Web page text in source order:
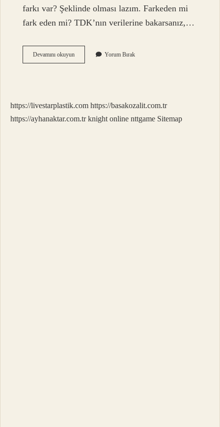
farkı var? Şeklinde olması lazım. Farkeden mi
fark eden mi? TDK’nın verilerine bakarsanız,…
Devamını okuyunFark
Eder
Yorum Bırak
https://livestarplastik.com https://basakozalit.com.tr
https://ayhanaktar.com.tr knight online nttgame Sitemap